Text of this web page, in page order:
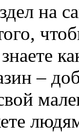
на
–